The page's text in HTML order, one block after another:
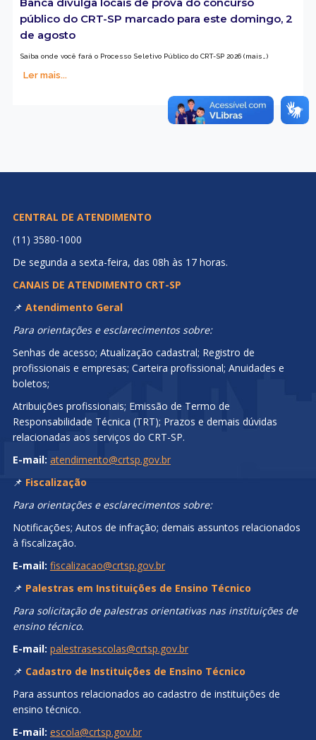
público do CRT-SP marcado para este domingo, 2
de agosto
Saiba onde você fará o Processo Seletivo Público do CRT-SP 2026 (mais…)
Ler mais...
CENTRAL DE ATENDIMENTO
(11) 3580-1000
De segunda a sexta-feira, das 08h às 17 horas.
CANAIS DE ATENDIMENTO CRT-SP
📌 Atendimento Geral
Para orientações e esclarecimentos sobre:
Senhas de acesso; Atualização cadastral; Registro de
profissionais e empresas; Carteira profissional; Anuidades e
boletos;
Atribuições profissionais; Emissão de Termo de
Responsabilidade Técnica (TRT); Prazos e demais dúvidas
relacionadas aos serviços do CRT-SP.
E-mail: atendimento@crtsp.gov.br
📌 Fiscalização
Para orientações e esclarecimentos sobre:
Notificações; Autos de infração; demais assuntos relacionados
à fiscalização.
E-mail: fiscalizacao@crtsp.gov.br
📌 Palestras em Instituições de Ensino Técnico
Para solicitação de palestras orientativas nas instituições de
ensino técnico.
E-mail: palestrasescolas@crtsp.gov.br
📌 Cadastro de Instituições de Ensino Técnico
Para assuntos relacionados ao cadastro de instituições de
ensino técnico.
E-mail: escola@crtsp.gov.br